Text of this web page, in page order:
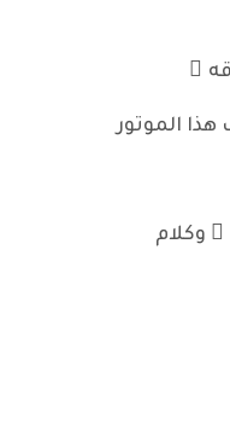
الموتور
وكلام